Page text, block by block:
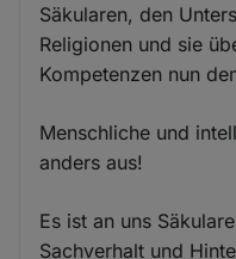
Säkularen, den
Religionen und sie
Kompetenzen nun
Menschliche und
anders aus!
Es ist an uns
Sachverhalt und